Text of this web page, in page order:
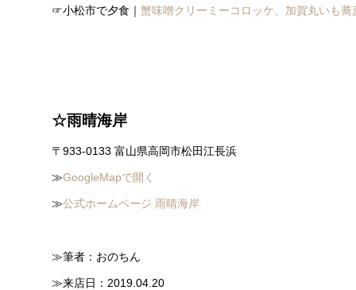
☞小松市で夕食｜ 蟹味噌クリーミーコロッケ、加賀丸いも
☆雨晴海岸
〒933-0133 富山県高岡市松田江長浜
≫GoogleMapで開く
≫公式ホームページ 雨晴海岸
≫筆者：おのちん
≫来店日：2019.04.20